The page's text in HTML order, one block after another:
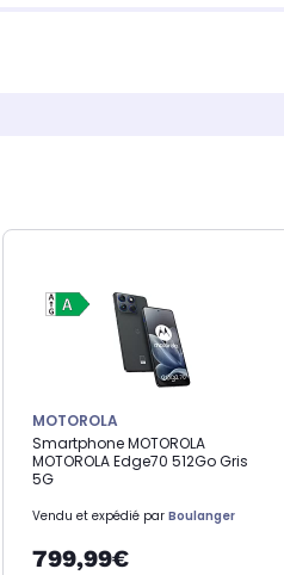
MOTOROLA
Smartphone MOTOROLA
MOTOROLA Edge70 512Go Gris
5G
Vendu et expédié par Boulanger
799,99€